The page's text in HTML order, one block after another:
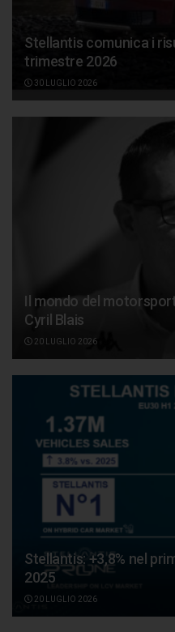
Stellantis comunica i
trimestre 2026
30 LUGLIO 2026
Il mondo del
Cyril Blais
20 LUGLIO 2026
Stellantis: +3,8% nel
2025
20 LUGLIO 2026